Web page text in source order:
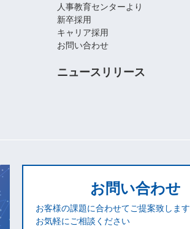
人事教育センターより
新卒採用
キャリア採用
お問い合わせ
ニュースリリース
お問い合わせ
お客様の課題に合わせてご提案致します
お気軽にご相談ください